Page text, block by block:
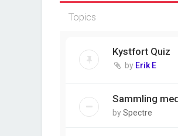
Topics
Kystfort Quiz
by Erik E
Sammling
bySpectre